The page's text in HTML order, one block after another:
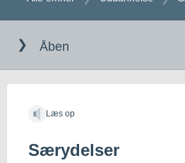
indholdet
Åben
Læs op
Særydelser